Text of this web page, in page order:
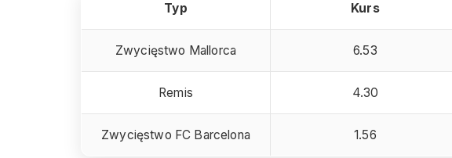
Typ Kurs
Zwycięstwo Mallorca 6.53
Remis 4.30
Zwycięstwo FC Barcelona 1.56